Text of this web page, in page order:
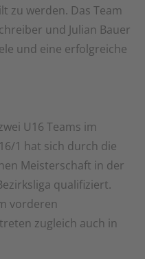
zu werden. Das Team
und Julian Bauer
und eine erfolgreiche
U16 Teams im
1 hat sich durch die
Meisterschaft in der
qualifiziert.
vorderen
zugleich auch in